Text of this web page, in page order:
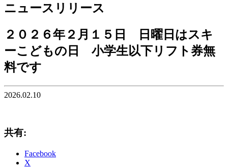
ニュースリリース
２０２６年２月１５日 日曜日はスキ
ーこどもの日 小学生以下リフト券無
料です
2026.02.10
共有:
Facebook
X